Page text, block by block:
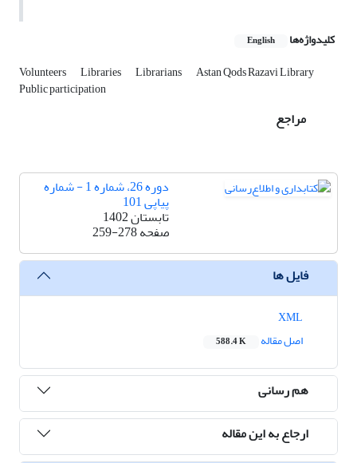
کلیدواژه‌ها English
Volunteers Libraries Librarians Astan Qods Razavi Library
Public participation
مراجع
دوره 26، شماره 1 - شماره
پیاپی 101
تابستان 1402
صفحه259-278
فایل ها
اصل مقاله
588.4 K
هم رسانی
ارجاع به این مقاله